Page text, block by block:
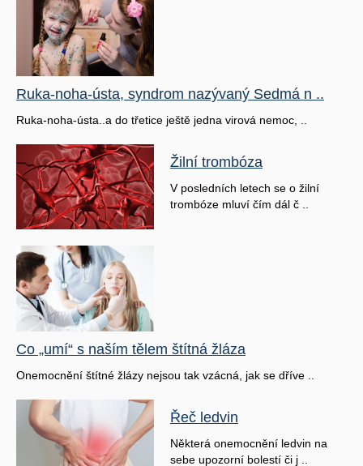
Ruka-noha-ústa, syndrom nazývaný Sedmá n ..
Ruka-noha-ústa..a do třetice ještě jedna virová nemoc, ..
Žilní trombóza
V posledních letech se o žilní
trombóze mluví čím dál č ..
Co „umí“ s naším tělem štítná žláza
Onemocnění štítné žlázy nejsou tak vzácná, jak se dříve ..
Řeč ledvin
Některá onemocnění ledvin na
sebe upozorní bolestí či j ..